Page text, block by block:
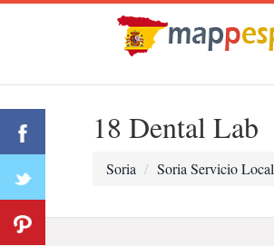
18 Dental Lab
Soria Soria Servicio Local